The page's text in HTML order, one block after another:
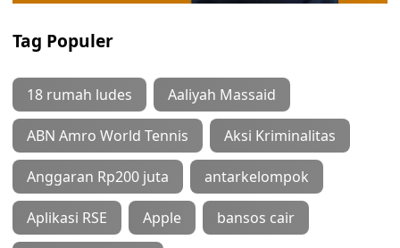
Tag Populer
18 rumah ludes Aaliyah Massaid
ABN Amro World Tennis Aksi Kriminalitas
Anggaran Rp200 juta antarkelompok
Aplikasi RSE Apple bansos cair